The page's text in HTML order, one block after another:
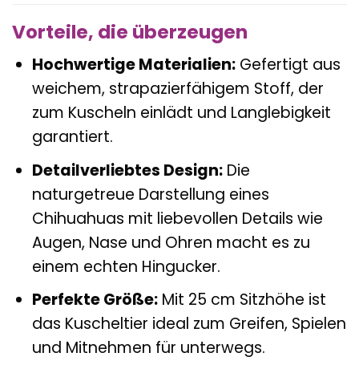
Vorteile, die überzeugen
Hochwertige Materialien:Gefertigt aus
weichem, strapazierfähigem Stoff, der
zum Kuscheln einlädt und Langlebigkeit
garantiert.
Detailverliebtes Design:Die
naturgetreue Darstellung eines
Chihuahuas mit liebevollen Details wie
Augen, Nase und Ohren macht es zu
einem echten Hingucker.
Perfekte Größe:Mit 25 cm Sitzhöhe ist
das Kuscheltier ideal zum Greifen, Spielen
und Mitnehmen für unterwegs.